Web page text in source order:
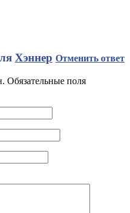
Хэннер Отменить ответ
Обязательные поля